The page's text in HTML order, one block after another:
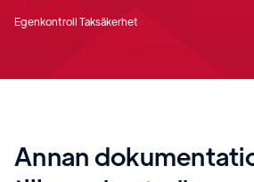
Egenkontroll Taksäkerhet
Annan